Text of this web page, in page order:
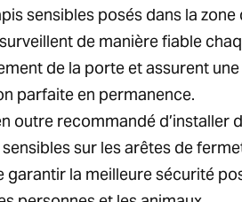
sensibles posés dans la zone
de manière fiable
de la porte et assurent une
parfaite en permanence.
outre recommandé d’installer
sur les arêtes de
garantir la meilleure sécurité